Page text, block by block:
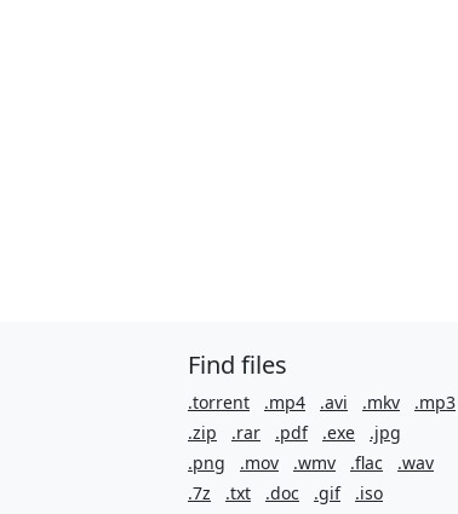
Find files
.torrent .mp4 .avi .mkv
.mp3
.zip
.rar .pdf .exe
.jpg
.png
.mov .wmv .flac
.wav
.7z
.txt .doc .gif .iso